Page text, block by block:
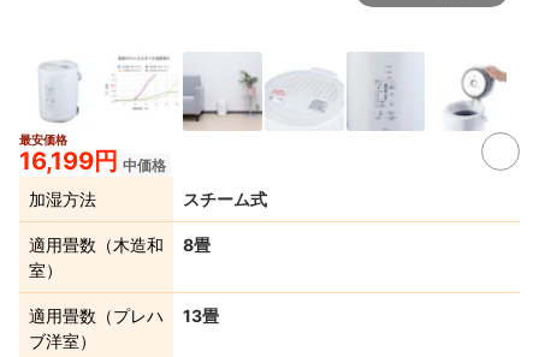
最安価格
16,199円 中価格
加湿方法 スチーム式
適用畳数（木造和
室）
8畳
適用畳数（プレハ
ブ洋室）
13畳